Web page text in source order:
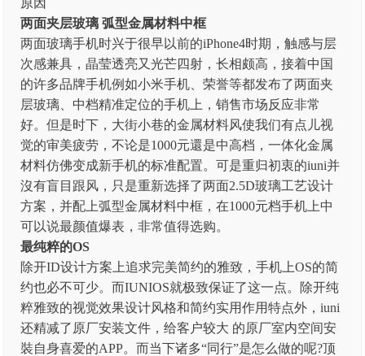
两面夹层玻璃 弧型金属材料中框
两面玻璃手机时兴于很早以前的iPhone4时期，触感与层
次感兼具，晶莹透亮又光芒四射，长相颇高，接着中国
的许多品牌手机例如小米手机、荣誉等都发布了两面夹
层玻璃、中档精准定位的手机上，销售市场反应非常
好。但是时下，大街小巷的金属材料风使我们有点儿视
觉的审美疲劳，不论是1000元還是中高档，一体化金属
材料仿佛变成新手机的标准配置。可是重归初衷的iuni并
沒有盲目跟风，只是重新选择了两面2.5D玻璃工艺设计
方案，并配上弧型金属材料中框，在1000元档手机上中
可以说最颜值爆表，非常值得选购。
最纯粹的OS
除开ID设计方案上追求完美简约的雅致，手机上OS的简
约也必不可少。而IUNIOS就极致保证了这一点。除开纯
粹雅致的视觉效果设计风格和简约实用作用特点外，iuni
还精减了原厂安装文件，给客户较大 的原厂室内空间安
裝自身喜爱的APP。而当下诸多“同行”是怎么做的呢?顶